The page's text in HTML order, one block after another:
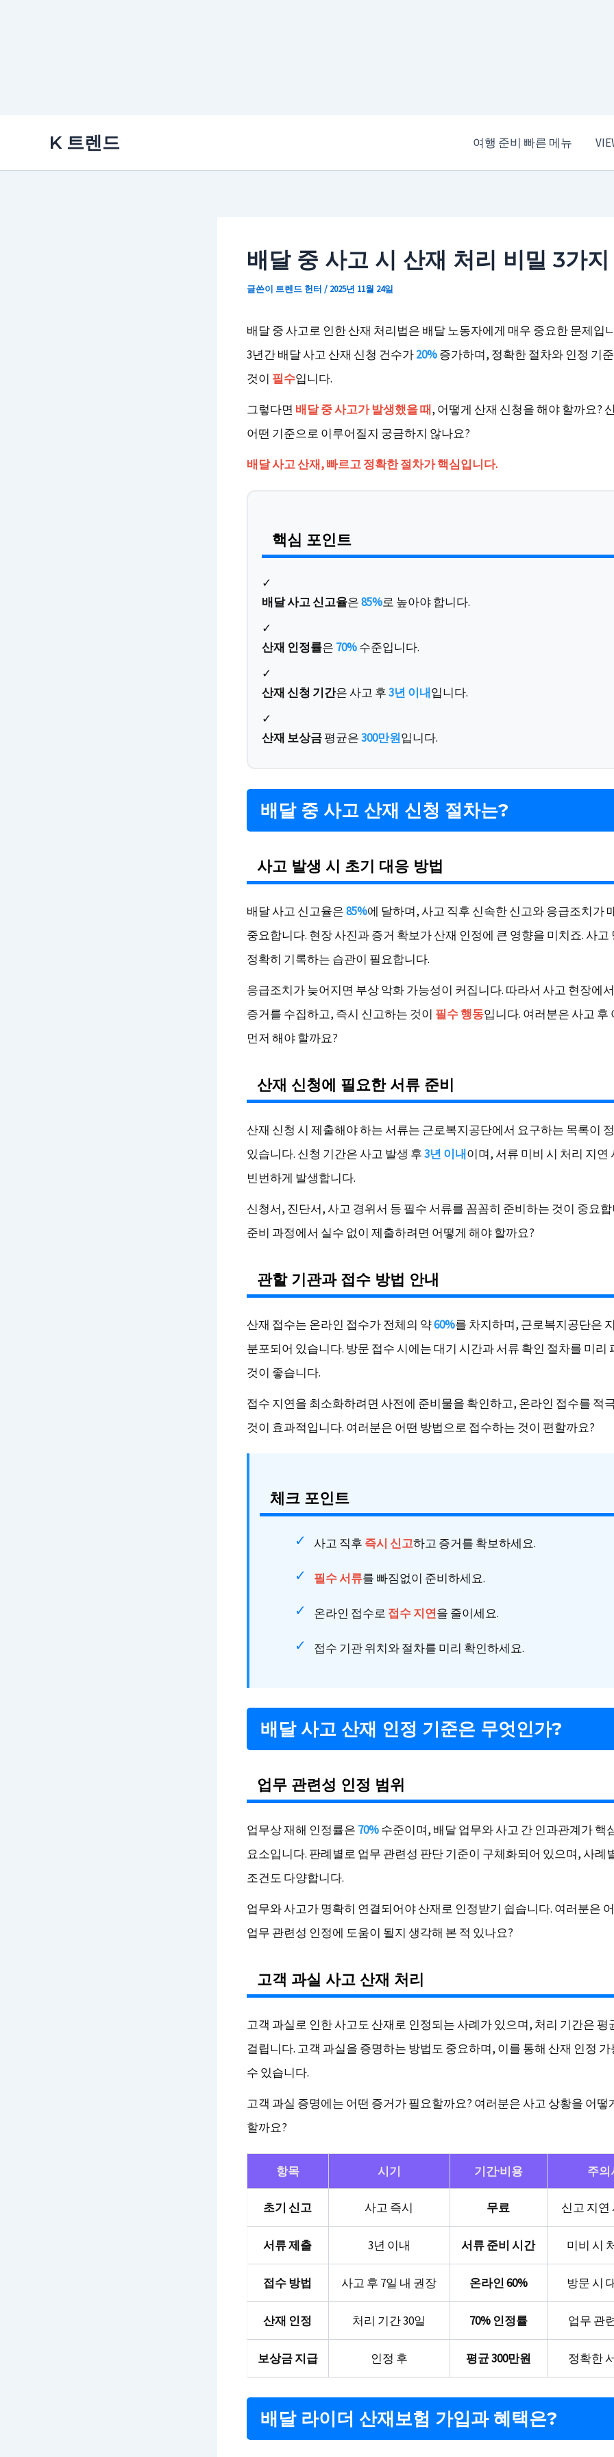
K 트렌드 여행 준비 빠른 메뉴
배달 중 사고 시 산재 처리 비밀 3가지
글쓴이 트렌드 헌터 / 2025년 11월 24일
배달 중 사고로 인한 산재 처리법은 배달 노동자에게 매우 중요한 문제입
3년간 배달 사고 산재 신청 건수가20%증가하며, 정확한 절차와 인정 기
것이 필수입니다.
그렇다면 배달 중 사고가 발생했을 때, 어떻게 산재 신청을 해야 할까요?
어떤 기준으로 이루어질지 궁금하지 않나요?
배달 사고 산재, 빠르고 정확한 절차가 핵심입니다.
핵심 포인트
✓
배달 사고 신고율은85%로 높아야 합니다.
✓
산재 인정률은 70%수준입니다.
✓
산재 신청 기간은 사고 후3년 이내입니다.
✓
산재 보상금평균은300만원입니다.
배달 중 사고 산재 신청 절차는?
사고 발생 시 초기 대응 방법
배달 사고 신고율은85%에 달하며, 사고 직후 신속한 신고와 응급조치가
중요합니다. 현장 사진과 증거 확보가 산재 인정에 큰 영향을 미치죠. 사고
정확히 기록하는 습관이 필요합니다.
응급조치가 늦어지면 부상 악화 가능성이 커집니다. 따라서 사고 현장에
증거를 수집하고, 즉시 신고하는 것이 필수 행동입니다. 여러분은 사고 후
먼저 해야 할까요?
산재 신청에 필요한 서류 준비
산재 신청 시 제출해야 하는 서류는 근로복지공단에서 요구하는 목록이
있습니다. 신청 기간은 사고 발생 후3년 이내이며, 서류 미비 시 처리 지연
빈번하게 발생합니다.
신청서, 진단서, 사고 경위서 등 필수 서류를 꼼꼼히 준비하는 것이 중요
준비 과정에서 실수 없이 제출하려면 어떻게 해야 할까요?
관할 기관과 접수 방법 안내
산재 접수는 온라인 접수가 전체의 약60%를 차지하며, 근로복지공단은
분포되어 있습니다. 방문 접수 시에는 대기 시간과 서류 확인 절차를 미리
것이 좋습니다.
접수 지연을 최소화하려면 사전에 준비물을 확인하고, 온라인 접수를 적
것이 효과적입니다. 여러분은 어떤 방법으로 접수하는 것이 편할까요?
체크 포인트
사고 직후 즉시 신고하고 증거를 확보하세요.
필수 서류를 빠짐없이 준비하세요.
온라인 접수로 접수 지연을 줄이세요.
접수 기관 위치와 절차를 미리 확인하세요.
배달 사고 산재 인정 기준은 무엇인가?
업무 관련성 인정 범위
업무상 재해 인정률은 70%수준이며, 배달 업무와 사고 간 인과관계가 핵
요소입니다. 판례별로 업무 관련성 판단 기준이 구체화되어 있으며, 사례
조건도 다양합니다.
업무와 사고가 명확히 연결되어야 산재로 인정받기 쉽습니다. 여러분은
업무 관련성 인정에 도움이 될지 생각해 본 적 있나요?
고객 과실 사고 산재 처리
고객 과실로 인한 사고도 산재로 인정되는 사례가 있으며, 처리 기간은 평
걸립니다. 고객 과실을 증명하는 방법도 중요하며, 이를 통해 산재 인정
수 있습니다.
고객 과실 증명에는 어떤 증거가 필요할까요? 여러분은 사고 상황을 어떻
할까요?
항목 시기 기간·비용 주의
초기 신고 사고 즉시 무료 신고 지연
서류 제출 3년 이내 서류 준비 시간 미비 시
접수 방법 사고 후 7일 내 권장 온라인 60% 방문 시
산재 인정 처리 기간 30일 70% 인정률 업무 관
보상금 지급 인정 후 평균 300만원 정확한
배달 라이더 산재보험 가입과 혜택은?